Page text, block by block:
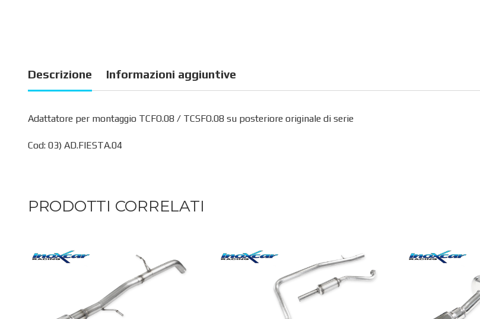
Descrizione Informazioni aggiuntive
Adattatore per montaggio TCFO.08 / TCSFO.08 su posteriore originale di serie
Cod: 03) AD.FIESTA.04
PRODOTTI CORRELATI